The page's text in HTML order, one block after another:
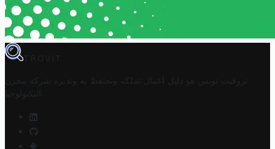
TROVIT
تروفيت تونس هو دليل أعمال تملكه وتحتفظ به وتديره
شركة مخزن
التكنولوجيا